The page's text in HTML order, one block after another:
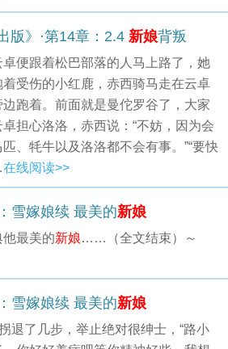
版》·第14章：2.4 新娘背叛
便跟着松巴部落的人马上路了，她
受伤的小红鹿，赤西骑马走在云卓
跑着。前面就是曼佗罗谷了，大家
担心洛洛，赤西说：“不妨，因为会
、牦牛以及洛洛都不会有事。”“要快
在线阅读>>
雪嫁娘续 最美的新娘
最美的新娘……（全文结束）～
雪嫁娘续 最美的新娘
退了几步，举止绝对很绅士，“路小